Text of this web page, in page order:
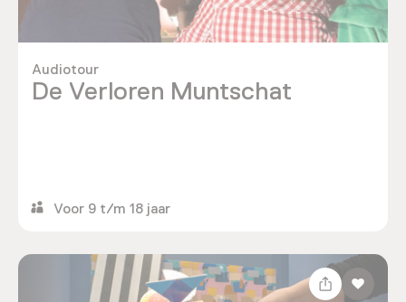
De Verloren Muntschat
Audiotour
Voor 9 t/m 18 jaar